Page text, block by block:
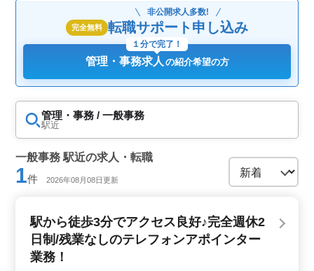
完全無料
非公開求人多数!
転職サポート申し込み
管理・事務求人 の紹介希望の方
１分で完了！
管理・事務 / 一般事務
駅近
一般事務 駅近の求人・転職
1件 2026年08月08日更新
駅から徒歩3分でアクセス良好♪完全週休2
日制/残業なしのテレフォンアポインター
業務！